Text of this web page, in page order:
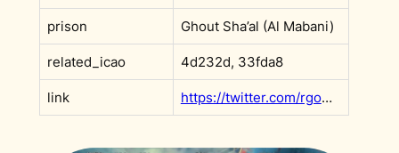
prison Ghout Sha’al (Al Mabani)
related_icao 4d232d, 33fda8
link https://twitter.com/rgowans/status/1428409247176478723